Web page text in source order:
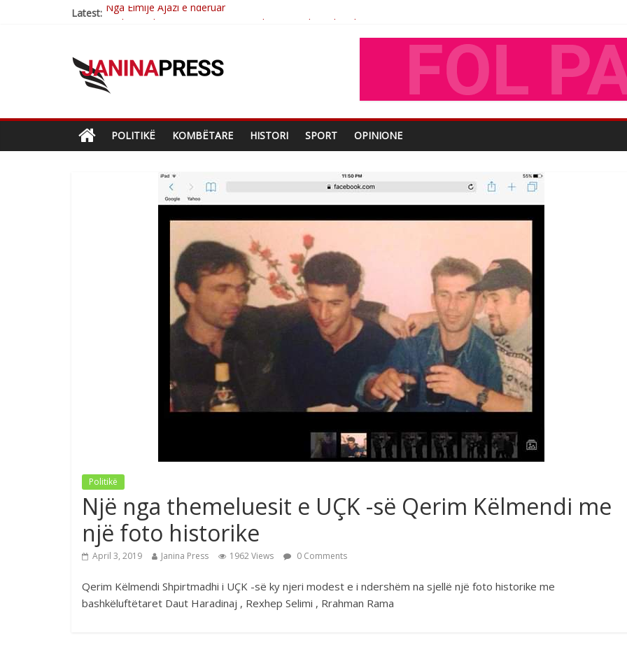
Latest: Brahim Çekaj njē veprimtar i respektuar i çeshtjës kombëtare
Çlirimtari Agron Gërvalla me takime pune në atdhe të shoqerisë Levizja
Mimoza Gjoni artiste e mirëfilltë e këngës shqiptare
POLITIKË KOMBËTARE HISTORI SPORT OPINIONE
Politikë
Një nga themeluesit e UÇK -së Qerim Këlmendi me
një foto historike
April 3, 2019 Janina Press 1962 Views 0 Comments
Qerim Këlmendi Shpirtmadhi i UÇK -së ky njeri modest e i ndershëm na sjellë një foto historike me
bashkëluftëtaret Daut Haradinaj , Rexhep Selimi , Rrahman Rama